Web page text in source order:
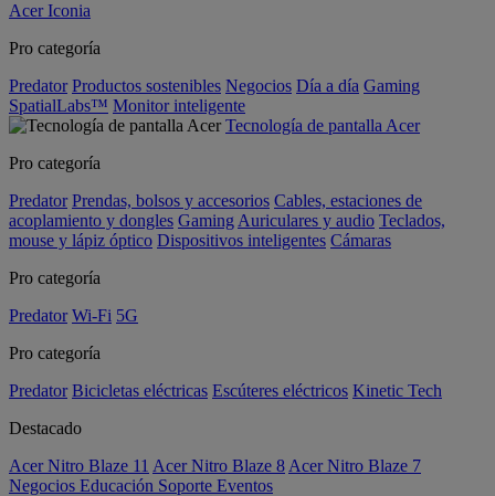
Acer Iconia
Pro categoría
Predator Productos sostenibles Negocios Día a día Gaming
SpatialLabs™ Monitor inteligente
Tecnología de pantalla Acer
Pro categoría
Predator Prendas, bolsos y accesorios Cables, estaciones de
acoplamiento y dongles Gaming Auriculares y audio Teclados,
mouse y lápiz óptico Dispositivos inteligentes Cámaras
Pro categoría
Predator Wi-Fi 5G
Pro categoría
Predator Bicicletas eléctricas Escúteres eléctricos Kinetic Tech
Destacado
Acer Nitro Blaze 11 Acer Nitro Blaze 8 Acer Nitro Blaze 7
Negocios Educación Soporte Eventos